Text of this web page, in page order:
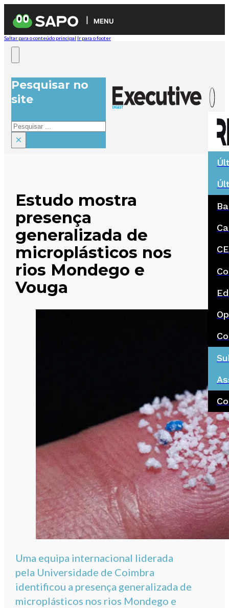
MENU
Saltar para o conteúdo principal Ir para o footer
Pesquisar no
site
Pesquisar
×
Estudo mostra
presença
generalizada de
microplásticos nos
rios Mondego e
Vouga
Uma equipa internacional liderada
pela Universidade de Coimbra
identificou a presença generalizada de
microplásticos nos rios Mondego e